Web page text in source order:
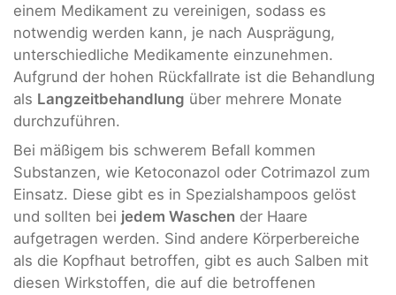
einem Medikament zu vereinigen, sodass es
notwendig werden kann, je nach Ausprägung,
unterschiedliche Medikamente einzunehmen.
Aufgrund der hohen Rückfallrate ist die Behandlung
als Langzeitbehandlung über mehrere Monate
durchzuführen.
Bei mäßigem bis schwerem Befall kommen
Substanzen, wie Ketoconazol oder Cotrimazol zum
Einsatz. Diese gibt es in Spezialshampoos gelöst
und sollten bei jedem Waschen der Haare
aufgetragen werden. Sind andere Körperbereiche
als die Kopfhaut betroffen, gibt es auch Salben mit
diesen Wirkstoffen, die auf die betroffenen